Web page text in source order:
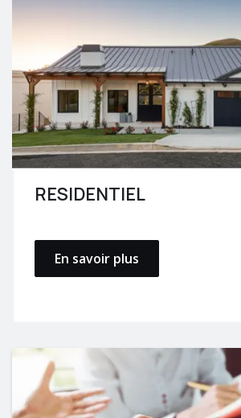
RESIDENTIEL
En savoir plus